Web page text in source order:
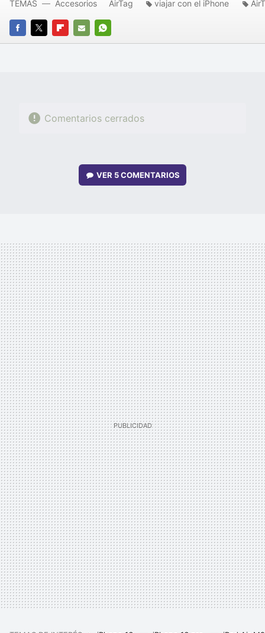
FACEBOOK
TWITTERFLIPBOARD
E-
WHATSAPP
TEMAS Accesorios AirTag viajar con el iPhone
Comentarios cerrados
VER 5 COMENTARIOS